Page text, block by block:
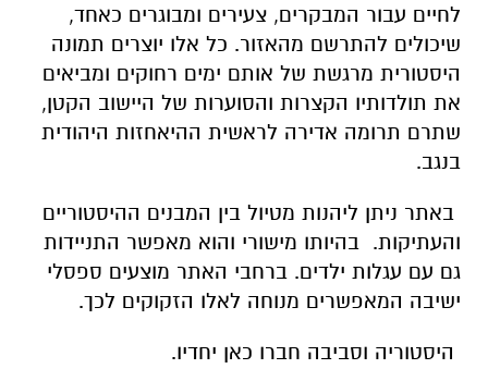
לחיים עבור המבקרים, צעירים ומבוגרים כאחד,
שיכולים להתרשם מהאזור. כל אלו יוצרים תמונה
היסטורית מרגשת של אותם ימים רחוקים ומביאים
את תולדותיו הקצרות והסוערות של היישוב הקטן,
שתרם תרומה אדירה לראשית ההיאחזות היהודית
בנגב.
באתר ניתן ליהנות מטיול בין המבנים ההיסטוריים
והעתיקות. בהיותו מישורי והוא מאפשר התניידות
גם עם עגלות ילדים. ברחבי האתר מוצעים ספסלי
ישיבה המאפשרים מנוחה לאלו הזקוקים לכך.
היסטוריה וסביבה חברו כאן יחדיו.